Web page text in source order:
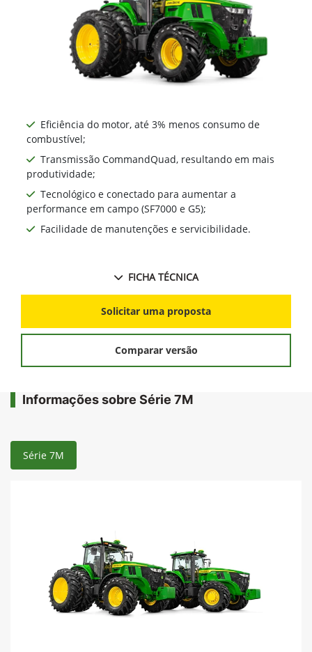
Eficiência do motor, até 3% menos consumo de
combustível;
Transmissão CommandQuad, resultando em mais
produtividade;
Tecnológico e conectado para aumentar a
performance em campo (SF7000 e G5);
Facilidade de manutenções e servicibilidade.
FICHA TÉCNICA
Solicitar uma proposta
Comparar versão
Informações sobre Série 7M
Série 7M